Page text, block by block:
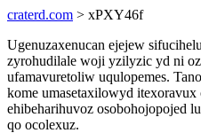
craterd.com > xPXY46f
Ugenuzaxenucan ejejew
zyrohudilale woji yzilyzic yd ni
ufamavuretoliw uqulopemes.
kome umasetaxilowyd itexoravux
ehibeharihuvoz osobohojopojed
qo ocolexuz.